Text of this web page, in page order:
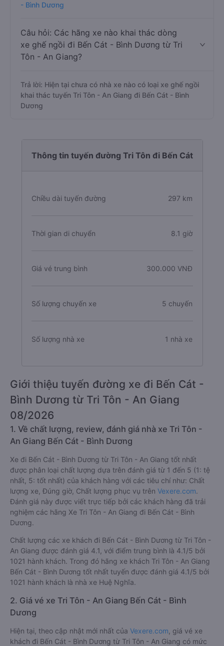
- Bình Dương
Câu hỏi: Các hãng xe nào khai thác dòng
xe ghế ngồi đi Bến Cát - Bình Dương từ Tri
Tôn - An Giang?
Trả lời: Hiện tại chưa có nhà xe nào có loại xe ghế ngồi
khai thác tuyến Tri Tôn - An Giang đi Bến Cát - Bình
Dương
Thông tin tuyến đường Tri Tôn đi Bến Cát
Chiều dài tuyến đường 297 km
Thời gian di chuyển 8.1 giờ
Giá vé trung bình 300.000 VNĐ
Số lượng chuyến xe 5 chuyến
Số lượng nhà xe 1 nhà xe
Giới thiệu tuyến đường xe đi Bến Cát -
Bình Dương từ Tri Tôn - An Giang
08/2026
1. Về chất lượng, review, đánh giá nhà xe Tri Tôn -
An Giang Bến Cát - Bình Dương
Xe đi Bến Cát - Bình Dương từ Tri Tôn - An Giang tốt nhất
được phân loại chất lượng dựa trên đánh giá từ 1 đến 5 (1: tệ
nhất, 5: tốt nhất) của khách hàng với các tiêu chí như: Chất
lượng xe, Đúng giờ, Chất lượng phục vụ trên Vexere.com.
Đánh giá này được viết trực tiếp bởi các khách hàng đã trải
nghiệm các hãng Xe Tri Tôn - An Giang đi Bến Cát - Bình
Dương.
Chất lượng các xe khách đi Bến Cát - Bình Dương từ Tri Tôn -
An Giang được đánh giá 4.1, với điểm trung bình là 4.1/5 bởi
1021 hành khách. Trong đó hãng xe khách Tri Tôn - An Giang
Bến Cát - Bình Dương tốt nhất tuyến được đánh giá 4.1/5 bởi
1021 hành khách là nhà xe Huệ Nghĩa.
2. Giá vé xe Tri Tôn - An Giang Bến Cát - Bình
Dương
Hiện tại, theo cập nhật mới nhất của Vexere.com , giá vé xe
khách đi Bến Cát - Bình Dương từ Tri Tôn - An Giang có mức